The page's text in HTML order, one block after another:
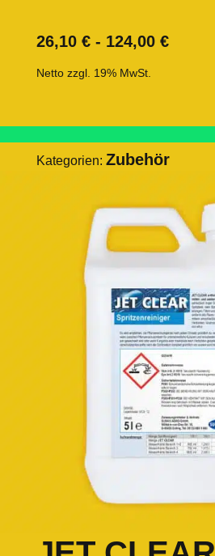
26,10 €- 124,00 €
Netto zzgl. 19% MwSt.
Kategorien: Zubehör